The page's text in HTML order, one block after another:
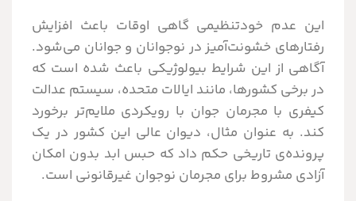
این عدم خودتنظیمی گاهی اوقات باعث افزایش
رفتارهای خشونت‌آمیز در نوجوانان و جوانان می‌شود.
آگاهی از این شرایط بیولوژیکی باعث شده است که
در برخی کشورها، مانند ایالات متحده، سیستم عدالت
کیفری با مجرمان جوان با رویکردی ملایم‌تر برخورد
کند. به عنوان مثال، دیوان عالی این کشور در یک
پرونده‌ی تاریخی حکم داد که حبس ابد بدون امکان
آزادی مشروط برای مجرمان نوجوان غیرقانونی است.